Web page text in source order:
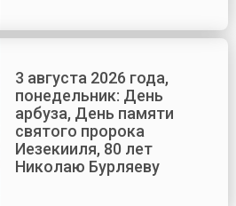
3 августа 2026 года,
понедельник: День
арбуза, День памяти
святого пророка
Иезекииля, 80 лет
Николаю Бурляеву